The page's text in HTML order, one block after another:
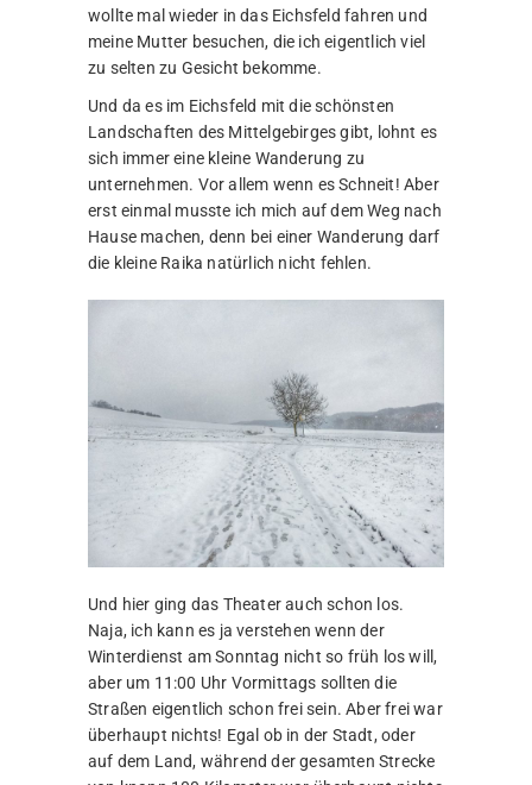
wollte mal wieder in das Eichsfeld fahren und
meine Mutter besuchen, die ich eigentlich viel
zu selten zu Gesicht bekomme.
Und da es im Eichsfeld mit die schönsten
Landschaften des Mittelgebirges gibt, lohnt es
sich immer eine kleine Wanderung zu
unternehmen. Vor allem wenn es Schneit! Aber
erst einmal musste ich mich auf dem Weg nach
Hause machen, denn bei einer Wanderung darf
die kleine Raika natürlich nicht fehlen.
Und hier ging das Theater auch schon los.
Naja, ich kann es ja verstehen wenn der
Winterdienst am Sonntag nicht so früh los will,
aber um 11:00 Uhr Vormittags sollten die
Straßen eigentlich schon frei sein. Aber frei war
überhaupt nichts! Egal ob in der Stadt, oder
auf dem Land, während der gesamten Strecke